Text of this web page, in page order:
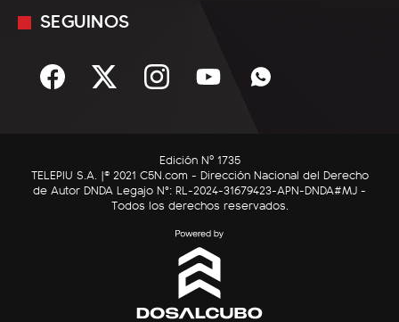
Sociedad
C5N Autos
RatingCero
Mediakit
Términos y condiciones
SEGUINOS
Edición Nº 1735
TELEPIU S.A. |© 2021 C5N.com - Dirección Nacional del Derecho
de Autor DNDA Legajo N°: RL-2024-31679423-APN-DNDA#MJ -
Todos los derechos reservados.